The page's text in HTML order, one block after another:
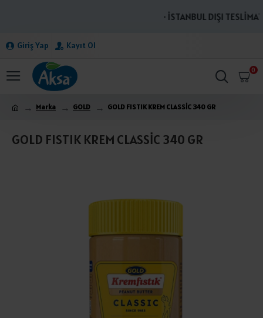
· İSTANBUL DIŞI
Giriş Yap Kayıt Ol
0
Marka GOLD GOLD FISTIK KREM CLASSİC 340 GR
GOLD FISTIK KREM CLASSİC 340 GR